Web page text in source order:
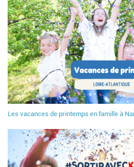
Les vacances de printemps en famille à